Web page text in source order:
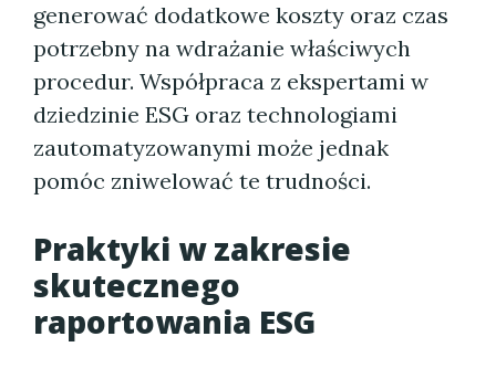
generować dodatkowe koszty oraz czas
potrzebny na wdrażanie właściwych
procedur. Współpraca z ekspertami w
dziedzinie ESG oraz technologiami
zautomatyzowanymi może jednak
pomóc zniwelować te trudności.
Praktyki w zakresie
skutecznego
raportowania ESG